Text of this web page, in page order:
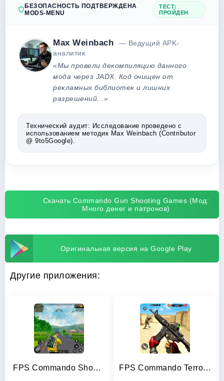
БЕЗОПАСНОСТЬ ПОДТВЕРЖДЕНА
MODS-MENU
ТЕСТ:
ПРОЙДЕН
Max Weinbach
— Ведущий APK-
аналитик
«Мы провели декомпиляцию данного
мода через JADX. Код очищен от
рекламных библиотек и лишних
разрешений...»
Технический аудит: Исследование проведено с
использованием методик Max Weinbach (Contributor
@ 9to5Google).
Скачать Commando Gun Shooting Games (Мод:
Много денег и патронов)
Оригинальная версия на Google Play
Другие приложения:
FPS Commando Shooter Games FPS Commando Terrorist Strike